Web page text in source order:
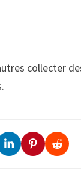
collecter